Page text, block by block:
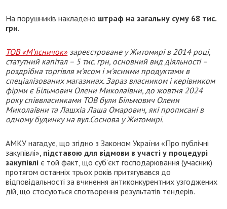
На порушників накладено штраф на загальну суму 68 тис.
грн.
ТОВ «М’ясничок» зареєстроване у Житомирі в 2014 році,
статутний капітал – 5 тис. грн, основний вид діяльності –
роздрібна торгівля м'ясом і м'ясними продуктами в
спеціалізованих магазинах. Зараз власником і керівником
фірми є Більмович Олени Миколаївни, до жовтня 2024
року співвласниками ТОВ були Більмович Олени
Миколаївни та Лашхіа Лаша Омарович, які прописані в
одному будинку на вул.Соснова у Житомирі.
АМКУ нагадує, що згідно з Законом України «Про публічні
закупівлі», підставою для відмови в участі у процедурі
закупівлі є той факт, що суб’єкт господарювання (учасник)
протягом останніх трьох років притягувався до
відповідальності за вчинення антиконкурентних узгоджених
дій, що стосуються спотворення результатів тендерів.